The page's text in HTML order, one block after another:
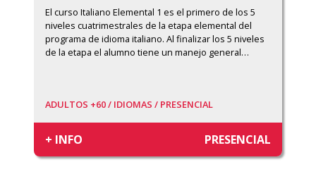
El curso Italiano Elemental 1 es el primero de los 5
niveles cuatrimestrales de la etapa elemental del
programa de idioma italiano. Al finalizar los 5 niveles
de la etapa el alumno tiene un manejo general…
ADULTOS +60 / IDIOMAS / PRESENCIAL
+ INFO PRESENCIAL